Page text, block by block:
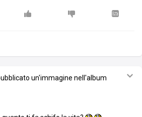
un'immagine nell'album